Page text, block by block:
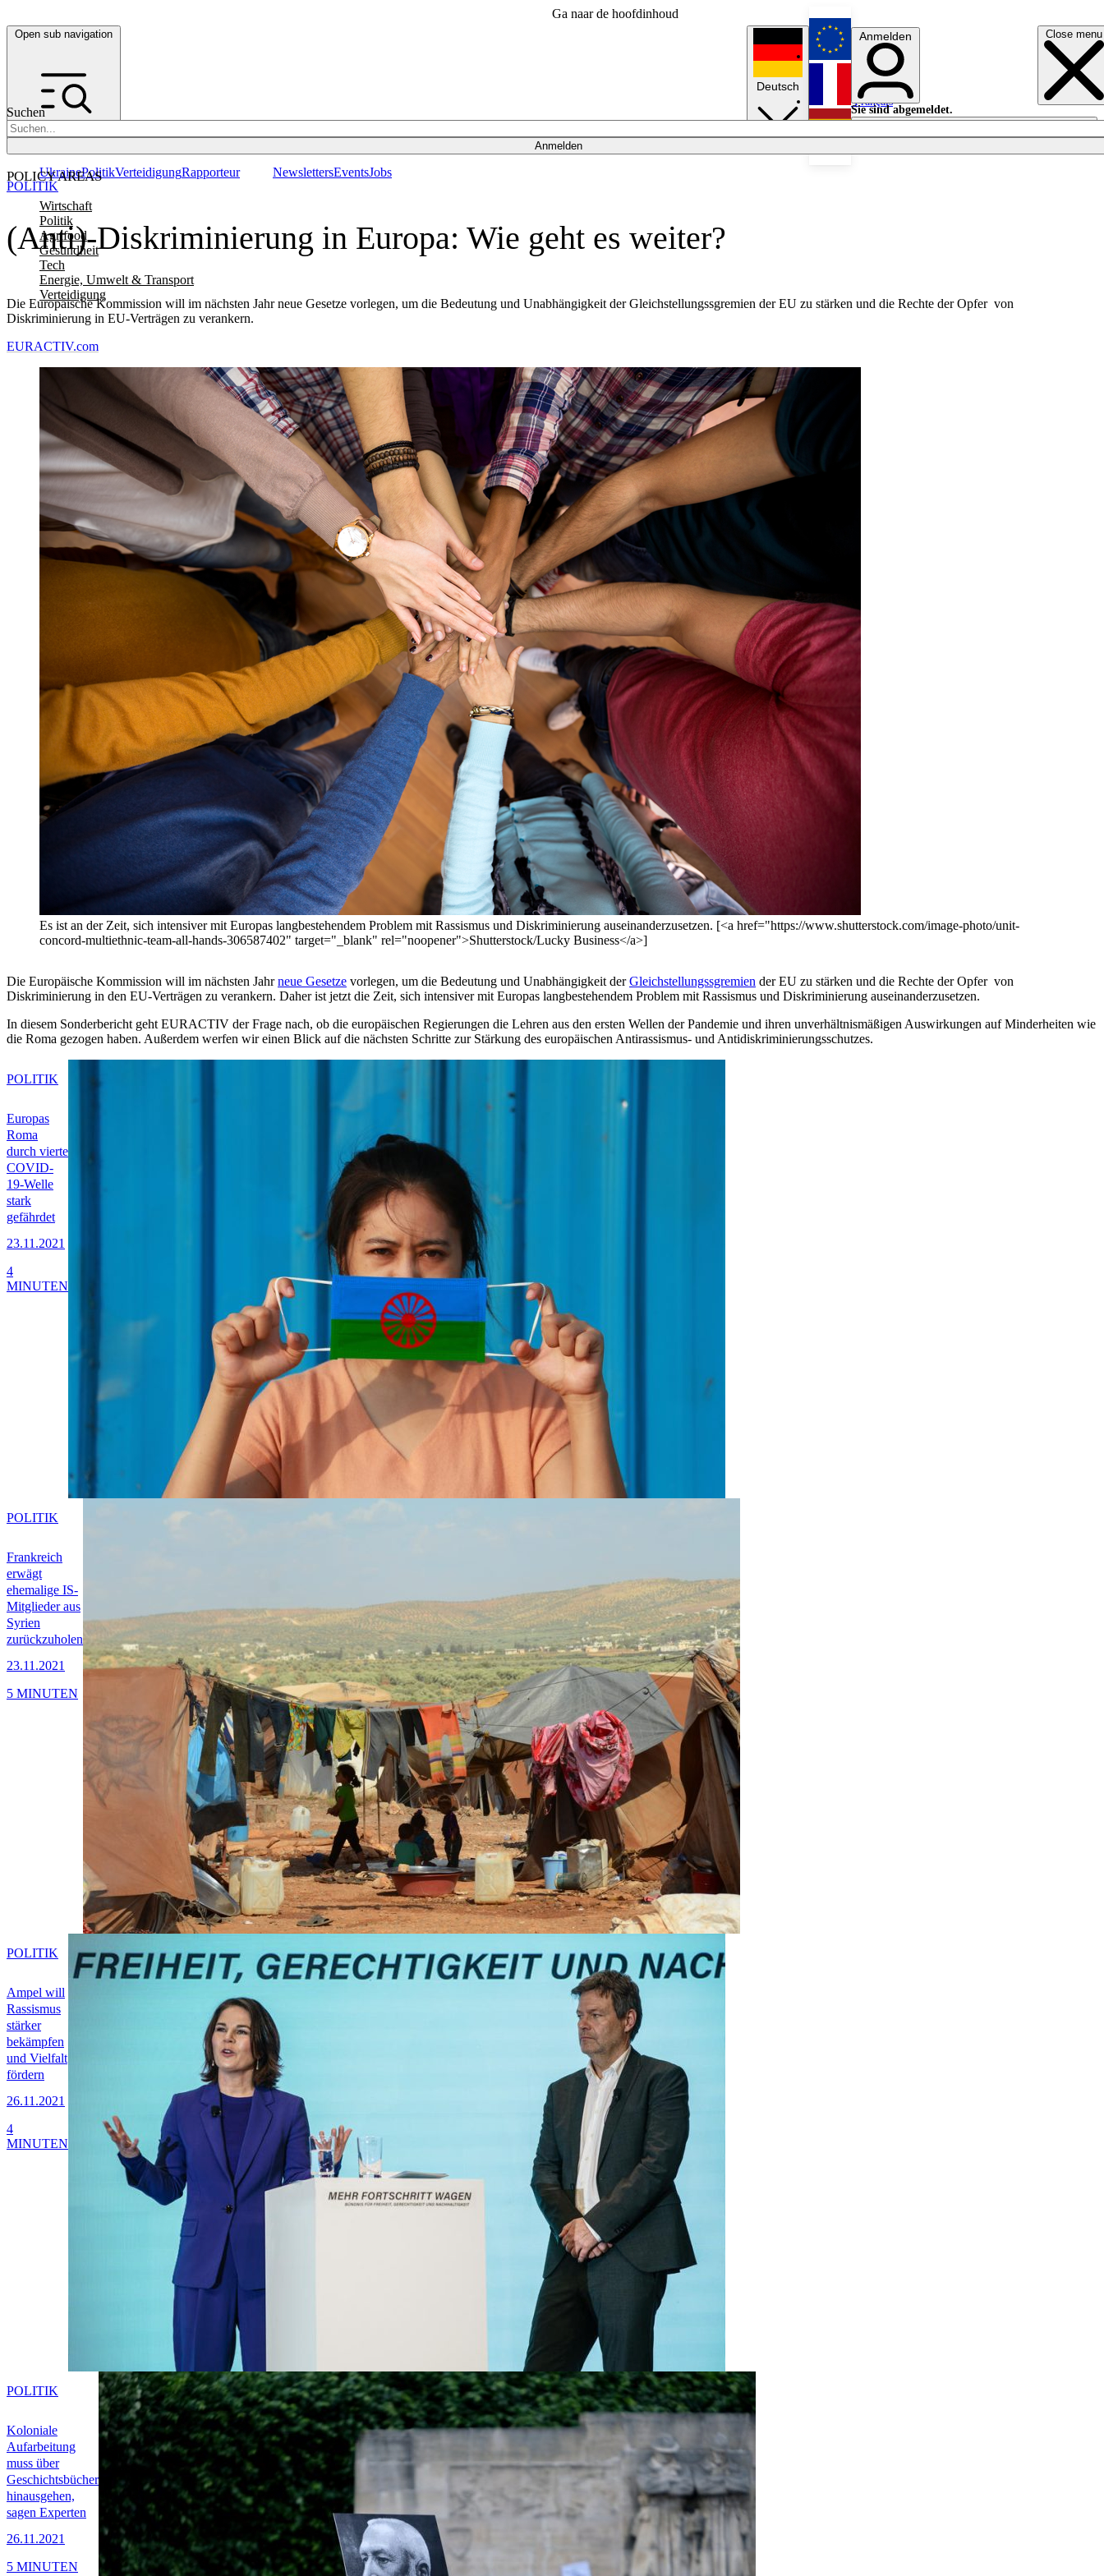
Ga naar de hoofdinhoud
Open sub navigation Close menu
Suchen
Anmelden
POLICY AREAS
Wirtschaft
Politik
Agrifood
Gesundheit
Tech
Energie, Umwelt & Transport
Verteidigung
UkrainePolitikVerteidigungRapporteur NewslettersEventsJobs
Deutsch
English
Français
Anmelden
Sie sind abgemeldet.
Anmelden
Licht aus
(Anti)-Diskriminierung in Europa: Wie geht es weiter?
Die Europäische Kommission will im nächsten Jahr neue Gesetze vorlegen, um die Bedeutung und Unabhängigkeit der Gleichstellungssgremien der EU zu stärken und die Rechte der Opfer von
Diskriminierung in EU-Verträgen zu verankern.
POLITIK
EURACTIV.com
Es ist an der Zeit, sich intensiver mit Europas langbestehendem Problem mit Rassismus und Diskriminierung auseinanderzusetzen. [<a href="https://www.shutterstock.com/image-photo/unit-
concord-multiethnic-team-all-hands-306587402" target="_blank" rel="noopener">Shutterstock/Lucky Business</a>]
Die Europäische Kommission will im nächsten Jahrneue Gesetze vorlegen, um die Bedeutung und Unabhängigkeit derGleichstellungssgremien der EU zu stärken und die Rechte der Opfer von
Diskriminierung in den EU-Verträgen zu verankern. Daher ist jetzt die Zeit, sich intensiver mit Europas langbestehendem Problem mit Rassismus und Diskriminierung auseinanderzusetzen.
In diesem Sonderbericht geht EURACTIV der Frage nach, ob die europäischen Regierungen die Lehren aus den ersten Wellen der Pandemie und ihren unverhältnismäßigen Auswirkungen auf Minderheiten wie
die Roma gezogen haben. Außerdem werfen wir einen Blick auf die nächsten Schritte zur Stärkung des europäischen Antirassismus- und Antidiskriminierungsschutzes.
Europas
Roma
durch vierte
COVID-
19-Welle
stark
gefährdet
23.11.2021
POLITIK
4
MINUTEN
Frankreich
erwägt
ehemalige IS-
Mitglieder aus
Syrien
zurückzuholen
23.11.2021
POLITIK
5 MINUTEN
Ampel will
Rassismus
stärker
bekämpfen
und Vielfalt
fördern
26.11.2021
POLITIK
4
MINUTEN
Koloniale
Aufarbeitung
muss über
Geschichtsbücher
hinausgehen,
sagen Experten
26.11.2021
POLITIK
5 MINUTEN